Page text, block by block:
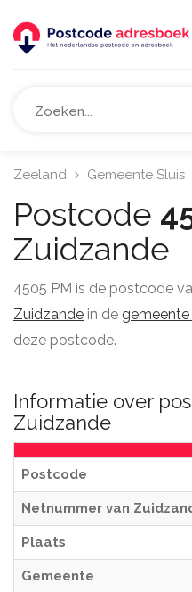
Zeeland Gemeente Sluis
Postcode
Zuidzande
4505 PM is de postcode
Zuidzande in de gemeente
deze postcode.
Informatie over
Zuidzande
Postcode
Netnummer van
Plaats
Gemeente